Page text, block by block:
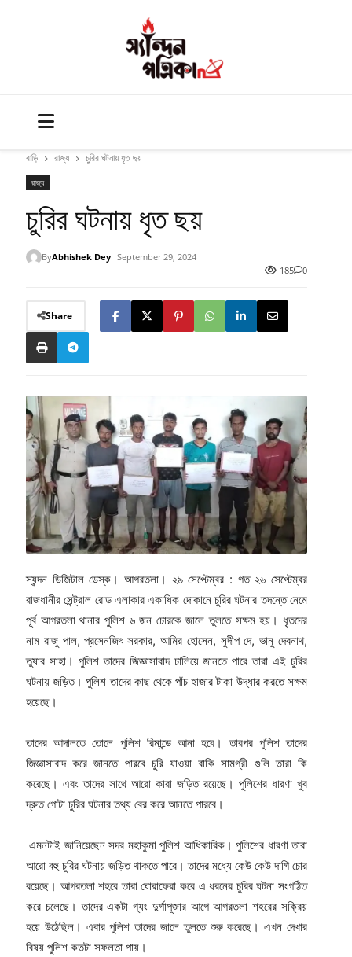
বাড়ি রাজ্য চুরির ঘটনায় ধৃত ছয়
রাজ্য
চুরির ঘটনায় ধৃত ছয়
ByAbhishek Dey September 29, 2024
185
0
Share
স্যন্দন ডিজিটাল ডেস্ক। আগরতলা। ২৯ সেপ্টেম্বর : গত ২৬ সেপ্টেম্বর
রাজধানীর সেন্ট্রাল রোড এলাকার একাধিক দোকানে চুরির ঘটনার তদন্তে নেমে
পূর্ব আগরতলা থানার পুলিশ ৬ জন চোরকে জালে তুলতে সক্ষম হয়। ধৃতদের
নাম রাজু পাল, প্রসেনজিৎ সরকার, আমির হোসেন, সুদীপ দে, ভানু দেবনাথ,
তুষার সাহা। পুলিশ তাদের জিজ্ঞাসাবাদ চালিয়ে জানতে পারে তারা এই চুরির
ঘটনায় জড়িত। পুলিশ তাদের কাছ থেকে পাঁচ হাজার টাকা উদ্ধার করতে সক্ষম
হয়েছে।
তাদের আদালতে তোলে পুলিশ রিমান্ডে আনা হবে। তারপর পুলিশ তাদের
জিজ্ঞাসাবাদ করে জানতে পারবে চুরি যাওয়া বাকি সামগ্রী গুলি তারা কি
করেছে। এবং তাদের সাথে আরো কারা জড়িত রয়েছে। পুলিশের ধারণা খুব
দ্রুত গোটা চুরির ঘটনার তথ্য বের করে আনতে পারবে।
এমনটাই জানিয়েছেন সদর মহাকুমা পুলিশ আধিকারিক। পুলিশের ধারণা তারা
আরো বহু চুরির ঘটনায় জড়িত থাকতে পারে। তাদের মধ্যে কেউ কেউ দাগি চোর
রয়েছে। আগরতলা শহরে তারা ঘোরাফেরা করে এ ধরনের চুরির ঘটনা সংগঠিত
করে চলেছে। তাদের একটা গ্যং দুর্গাপূজার আগে আগরতলা শহরের সক্রিয়
হয়ে উঠেছিল। এবার পুলিশ তাদের জালে তুলতে শুরু করেছে। এখন দেখার
বিষয় পুলিশ কতটা সফলতা পায়।